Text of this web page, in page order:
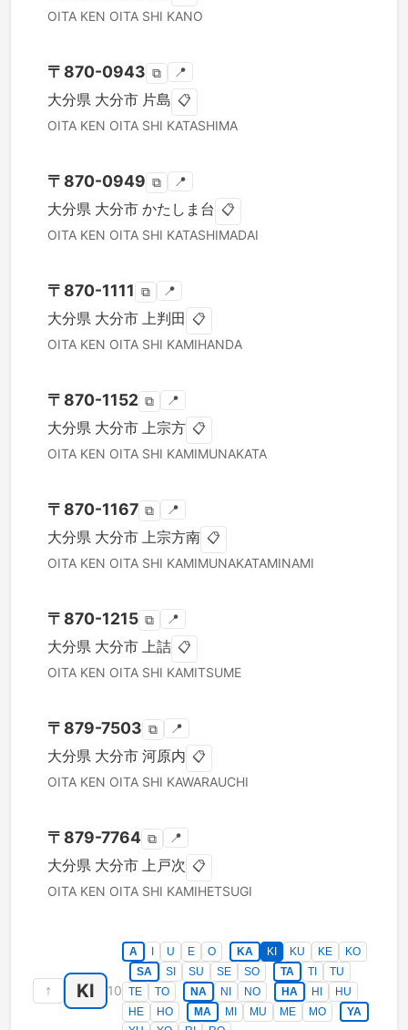
OITA KEN OITA SHI KANO
〒 870-0943 ⧉ 📍
大分県 大分市 片島 📋
OITA KEN OITA SHI KATASHIMA
〒 870-0949 ⧉ 📍
大分県 大分市 かたしま台 📋
OITA KEN OITA SHI KATASHIMADAI
〒 870-1111 ⧉ 📍
大分県 大分市 上判田 📋
OITA KEN OITA SHI KAMIHANDA
〒 870-1152 ⧉ 📍
大分県 大分市 上宗方 📋
OITA KEN OITA SHI KAMIMUNAKATA
〒 870-1167 ⧉ 📍
大分県 大分市 上宗方南 📋
OITA KEN OITA SHI KAMIMUNAKATAMINAMI
〒 870-1215 ⧉ 📍
大分県 大分市 上詰 📋
OITA KEN OITA SHI KAMITSUME
〒 879-7503 ⧉ 📍
大分県 大分市 河原内 📋
OITA KEN OITA SHI KAWARAUCHI
〒 879-7764 ⧉ 📍
大分県 大分市 上戸次 📋
OITA KEN OITA SHI KAMIHETSUGI
↑ KI 10
A U E O KA KI KU KE
KO
SA
SI SU SE SO TA TI
TU
TE
TO NA NI NO HA HI
HU
HE
HO MA MI MU ME MO
YA